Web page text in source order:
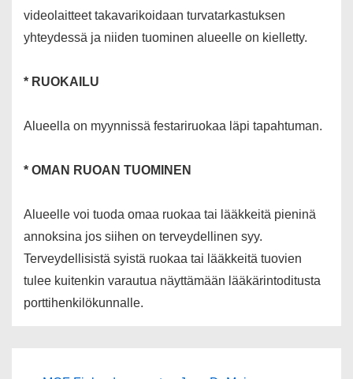
videolaitteet takavarikoidaan turvatarkastuksen
yhteydessä ja niiden tuominen alueelle on kielletty.
* RUOKAILU
Alueella on myynnissä festariruokaa läpi tapahtuman.
* OMAN RUOAN TUOMINEN
Alueelle voi tuoda omaa ruokaa tai lääkkeitä pieninä
annoksina jos siihen on terveydellinen syy.
Terveydellisistä syistä ruokaa tai lääkkeitä tuovien
tulee kuitenkin varautua näyttämään lääkärintoditusta
porttihenkilökunnalle.